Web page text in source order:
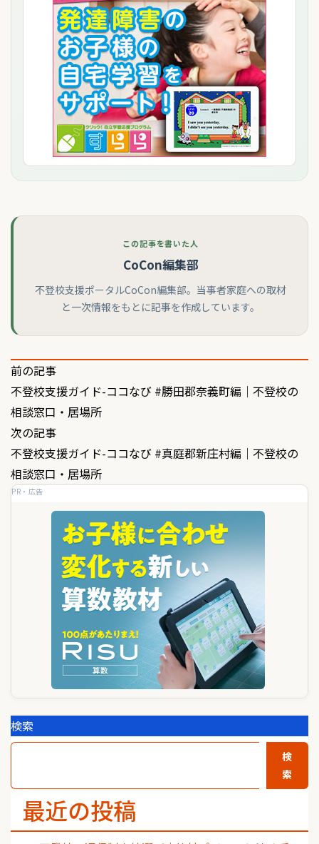
この記事を書いた人
CoCon編集部
不登校支援ポータルCoCon編集部。当事者家庭への取材
と一次情報をもとに記事を作成しています。
投
稿
ナ
ビ
ゲ
前の記事
不登校支援ガイド-ココなび #勝田郡奈義町編｜不登校の
相談窓口・居場所
次の記事
不登校支援ガイド-ココなび #真庭郡新庄村編｜不登校の
相談窓口・居場所
PR・広告
検索
検
索
最近の投稿